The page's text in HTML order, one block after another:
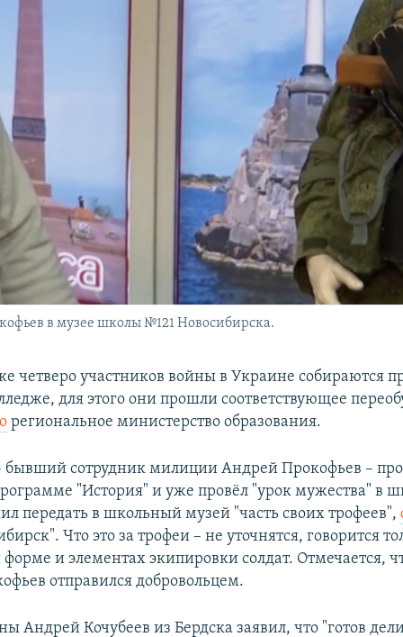
в музее школы №121 Новосибирска.
четверо участников войны в Украине собираются
для этого они прошли соответствующее
региональное министерство образования.
бывший сотрудник милиции Андрей Прокофьев –
"История" и уже провёл "урок мужества" в
передать в школьный музей "часть своих трофеев",
Что это за трофеи – не уточнятся, говорится
и элементах экипировки солдат. Отмечается,
отправился добровольцем.
Андрей Кочубеев из Бердска заявил, что "готов